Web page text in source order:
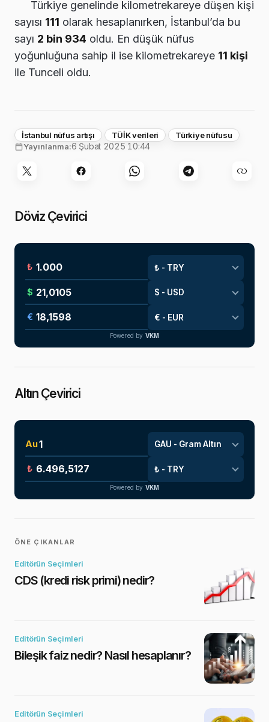
Türkiye genelinde kilometrekareye düşen kişi
sayısı 111 olarak hesaplanırken, İstanbul’da bu
sayı 2 bin 934 oldu. En düşük nüfus
yoğunluğuna sahip il ise kilometrekareye 11 kişi
ile Tunceli oldu.
İstanbul nüfus artışı TÜİK verileri
Türkiye nüfusu
Yayınlanma:6 Şubat 2025 10:44
Döviz Çevirici
₺
$
€
Powered by VKM
Altın Çevirici
Au
₺
Powered by VKM
ÖNE ÇIKANLAR
Editörün Seçimleri
CDS (kredi risk primi) nedir?
Editörün Seçimleri
Bileşik faiz nedir? Nasıl hesaplanır?
Editörün Seçimleri